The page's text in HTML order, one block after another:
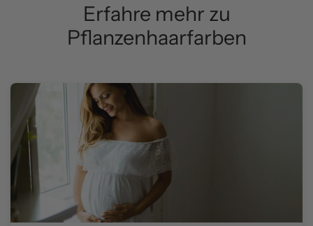
Erfahre mehr zu
Pflanzenhaarfarben